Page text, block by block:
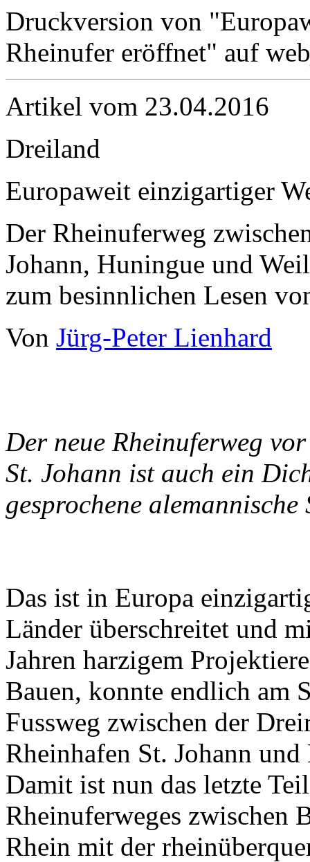
Druckversion von
Rheinufer eröffnet" auf
Artikel vom 23.04.2016
Dreiland
Europaweit einzigartiger
Der Rheinuferweg
Johann, Huningue und
zum besinnlichen Lesen
Von Jürg-Peter Lienhard
Der neue Rheinuferweg
St. Johann ist auch ein
gesprochene
Das ist in Europa
Länder überschreitet und
Jahren harzigem
Bauen, konnte endlich am
Fussweg zwischen der
Rheinhafen St. Johann
Damit ist nun das letzte
Rheinuferweges zwischen
Rhein mit der